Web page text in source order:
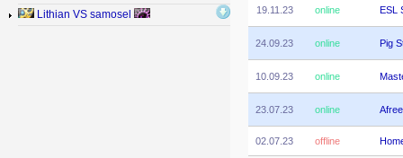
Lithian VS samosel
19.11.23 online ESL
24.09.23 online Pig
10.09.23 online
23.07.23 online
02.07.23 offline